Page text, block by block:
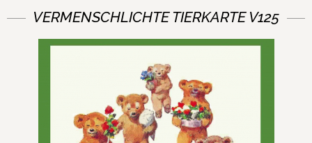
VERMENSCHLICHTE TIERKARTE V125